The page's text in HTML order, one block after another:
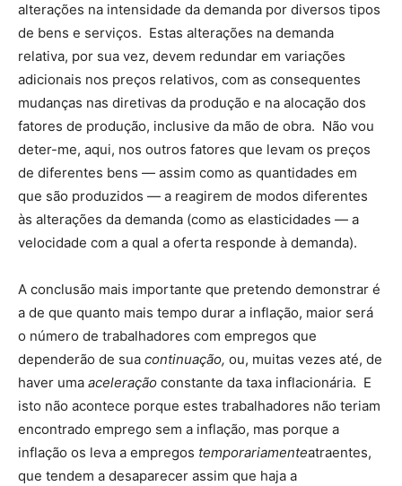
alterações na intensidade da demanda por diversos tipos
de bens e serviços. Estas alterações na demanda
relativa, por sua vez, devem redundar em variações
adicionais nos preços relativos, com as consequentes
mudanças nas diretivas da produção e na alocação dos
fatores de produção, inclusive da mão de obra. Não vou
deter-me, aqui, nos outros fatores que levam os preços
de diferentes bens — assim como as quantidades em
que são produzidos — a reagirem de modos diferentes
às alterações da demanda (como as elasticidades — a
velocidade com a qual a oferta responde à demanda).
A conclusão mais importante que pretendo demonstrar é
a de que quanto mais tempo durar a inflação, maior será
o número de trabalhadores com empregos que
dependerão de sua continuação, ou, muitas vezes até, de
haver uma aceleração constante da taxa inflacionária. E
isto não acontece porque estes trabalhadores não teriam
encontrado emprego sem a inflação, mas porque a
inflação os leva a empregos temporariamenteatraentes,
que tendem a desaparecer assim que haja a